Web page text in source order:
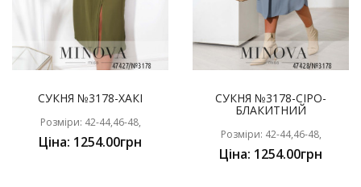
СУКНЯ №3178-ХАКІ
Розміри: 42-44,46-48,
Ціна: 1254.00грн
СУКНЯ №3178-СІРО-
БЛАКИТНИЙ
Розміри: 42-44,46-48,
Ціна: 1254.00грн